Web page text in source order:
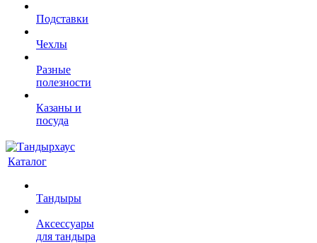
Подставки
Чехлы
Разные
полезности
Казаны и
посуда
Каталог
Тандыры
Аксессуары
для тандыра